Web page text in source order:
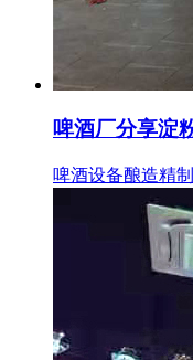
啤酒厂分享淀
啤酒设备酿造精